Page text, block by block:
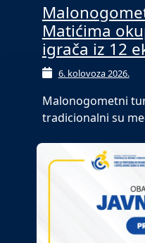
Matićima
igrača iz 12
6. kolovoza 2026.
Malonogometni
tradicionalni su